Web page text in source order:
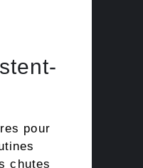
pour
chutes